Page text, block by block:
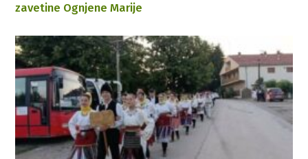
zavetine Ognjene Marije